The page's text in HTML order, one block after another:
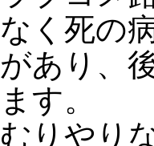
なく死の
があり、
ます。
むりやり